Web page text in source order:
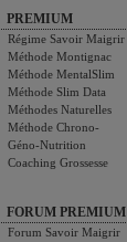
PREMIUM
Régime Savoir Maigrir
Méthode Montignac
Méthode MentalSlim
Méthode Slim Data
Méthodes Naturelles
Méthode Chrono-
Géno-Nutrition
Coaching Grossesse
FORUM PREMIUM
Forum Savoir Maigrir